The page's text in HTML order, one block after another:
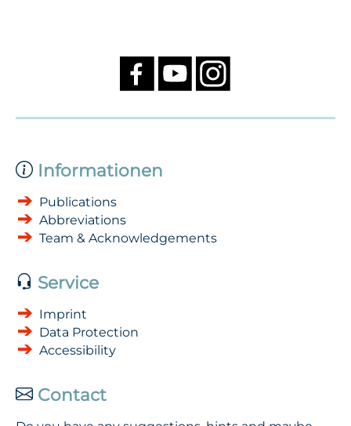
Informationen
Publications
Abbreviations
Team & Acknowledgements
Service
Imprint
Data Protection
Accessibility
Contact